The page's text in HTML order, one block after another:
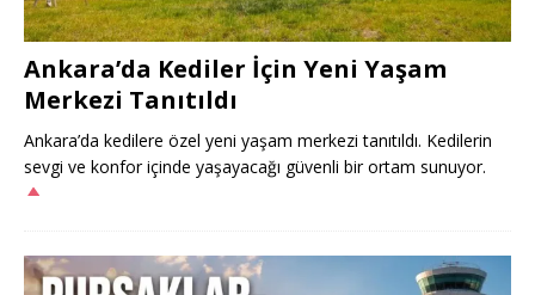
Ankara’da Kediler İçin Yeni Yaşam
Merkezi Tanıtıldı
Ankara’da kedilere özel yeni yaşam merkezi tanıtıldı. Kedilerin
sevgi ve konfor içinde yaşayacağı güvenli bir ortam sunuyor.